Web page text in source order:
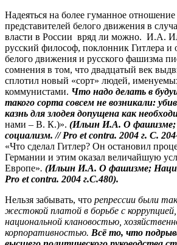
Надеяться на более гуманное
представителей белого движения в
власти в России вряд ли можно. И.А.
русский философ, поклонник Гитлера и
белого движения и русского фашизма
сомнения в том, что двадцатый век
сплотил новый «сорт» людей,
коммунистами. Что надо делать в
такого сорта совсем не возникали:
казнь для злодея допущена как
нами – В. К.)». (Ильин И.А. О фашизме;
социализм. // Pro et contra. 2004 г. С.
«Что сделал Гитлер? Он остановил
Германии и этим оказал величайшую
Европе». (Ильин И.А. О фашизме;
Pro et contra. 2004 г.С.480).
Нельзя забывать, что репрессии были
жестокой платой в борьбе с
национальной клановостью,
корпоративностью. Всё то, что